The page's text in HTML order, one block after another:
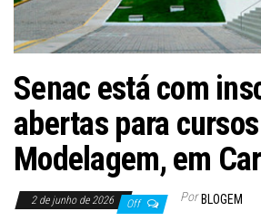
Senac está com
abertas para
Modelagem, em
2 de junho de 2026 Off Por BLOGEM